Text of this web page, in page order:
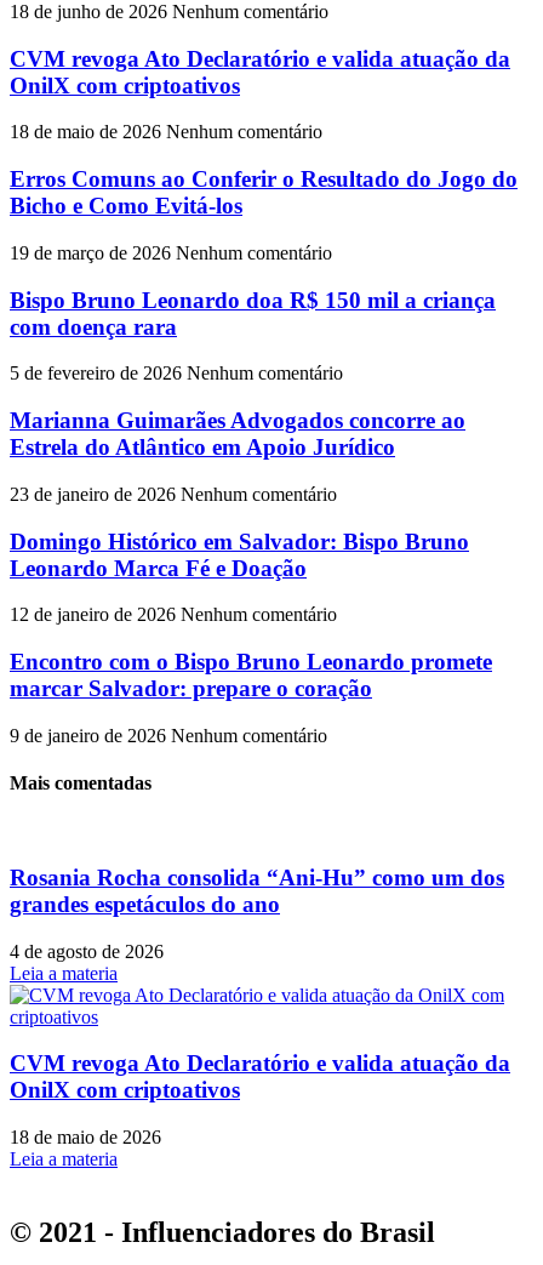
18 de junho de 2026 Nenhum comentário
CVM revoga Ato Declaratório e valida atuação da
OnilX com criptoativos
18 de maio de 2026 Nenhum comentário
Erros Comuns ao Conferir o Resultado do Jogo do
Bicho e Como Evitá-los
19 de março de 2026 Nenhum comentário
Bispo Bruno Leonardo doa R$ 150 mil a criança
com doença rara
5 de fevereiro de 2026 Nenhum comentário
Marianna Guimarães Advogados concorre ao
Estrela do Atlântico em Apoio Jurídico
23 de janeiro de 2026 Nenhum comentário
Domingo Histórico em Salvador: Bispo Bruno
Leonardo Marca Fé e Doação
12 de janeiro de 2026 Nenhum comentário
Encontro com o Bispo Bruno Leonardo promete
marcar Salvador: prepare o coração
9 de janeiro de 2026 Nenhum comentário
Mais comentadas
Rosania Rocha consolida “Ani-Hu” como um dos
grandes espetáculos do ano
4 de agosto de 2026
Leia a materia
CVM revoga Ato Declaratório e valida atuação da
OnilX com criptoativos
18 de maio de 2026
Leia a materia
© 2021 - Influenciadores do Brasil